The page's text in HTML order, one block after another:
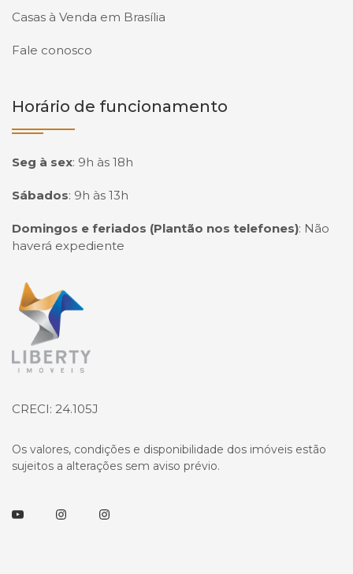
Casas à Venda em Brasília
Fale conosco
Horário de funcionamento
Seg à sex: 9h às 18h
Sábados: 9h às 13h
Domingos e feriados (Plantão nos telefones): Não
haverá expediente
Página inicial
CRECI: 24.105J
Os valores, condições e disponibilidade dos imóveis estão
sujeitos a alterações sem aviso prévio.
YoutubeInstagramInstagram